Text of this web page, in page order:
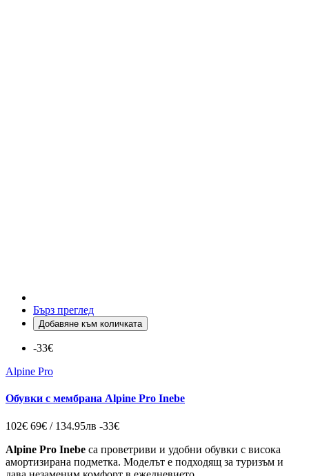
Бърз преглед
Добавяне към количката
-33€
Alpine Pro
Обувки с мембрана Alpine Pro Inebe
102€ 69€ / 134.95лв -33€
Alpine Pro Inebe са проветриви и удобни обувки с висока
амортизирана подметка. Моделът е подходящ за туризъм и